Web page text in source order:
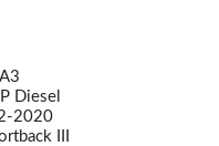
Diesel
2020
III